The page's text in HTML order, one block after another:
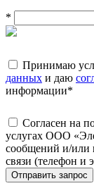
*
Принимаю
данных и даю
информации*
Согласен на
услугах ООО
сообщений и/или
связи (телефон и
Отправить запрос